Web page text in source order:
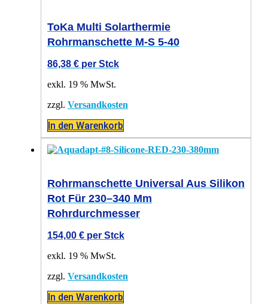
ToKa Multi Solarthermie
Rohrmanschette M-S 5-40
86,38 € per Stck
exkl. 19 % MwSt.
zzgl. Versandkosten
In den Warenkorb
Rohrmanschette Universal Aus Silikon
Rot Für 230–340 Mm
Rohrdurchmesser
154,00 € per Stck
exkl. 19 % MwSt.
zzgl. Versandkosten
In den Warenkorb